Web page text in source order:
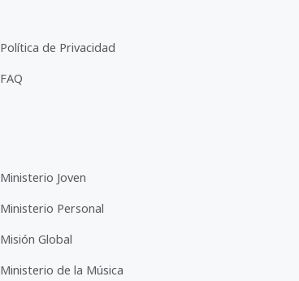
Política de Privacidad
FAQ
Ministerio Joven
Ministerio Personal
Misión Global
Ministerio de la Música